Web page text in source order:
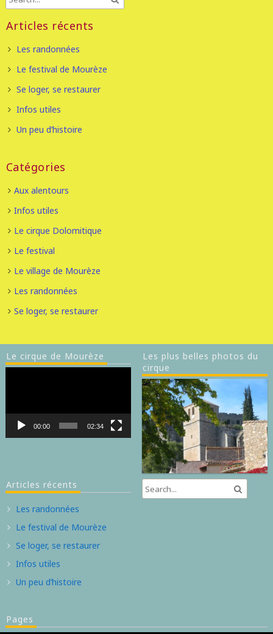
Articles récents
Les randonnées
Le festival de Mourèze
Se loger, se restaurer
Infos utiles
Un peu d’histoire
Catégories
Aux alentours
Infos utiles
Le cirque Dolomitique
Le festival
Le village de Mourèze
Les randonnées
Se loger, se restaurer
Le cirque de Mourèze
00:00 02:34
Les plus belles photos du
cirque
Articles récents
Les randonnées
Le festival de Mourèze
Se loger, se restaurer
Infos utiles
Un peu d’histoire
Pages